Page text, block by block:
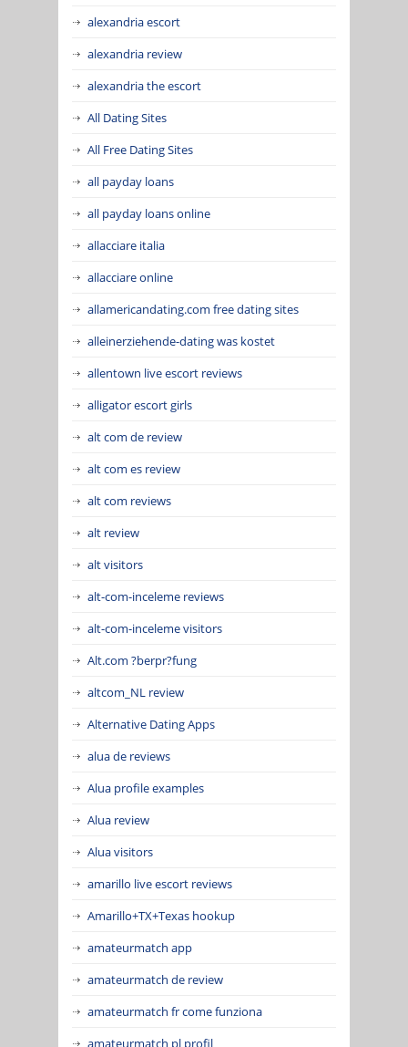
alexandria escort
alexandria review
alexandria the escort
All Dating Sites
All Free Dating Sites
all payday loans
all payday loans online
allacciare italia
allacciare online
allamericandating.com free dating sites
alleinerziehende-dating was kostet
allentown live escort reviews
alligator escort girls
alt com de review
alt com es review
alt com reviews
alt review
alt visitors
alt-com-inceleme reviews
alt-com-inceleme visitors
Alt.com ?berpr?fung
altcom_NL review
Alternative Dating Apps
alua de reviews
Alua profile examples
Alua review
Alua visitors
amarillo live escort reviews
Amarillo+TX+Texas hookup
amateurmatch app
amateurmatch de review
amateurmatch fr come funziona
amateurmatch pl profil